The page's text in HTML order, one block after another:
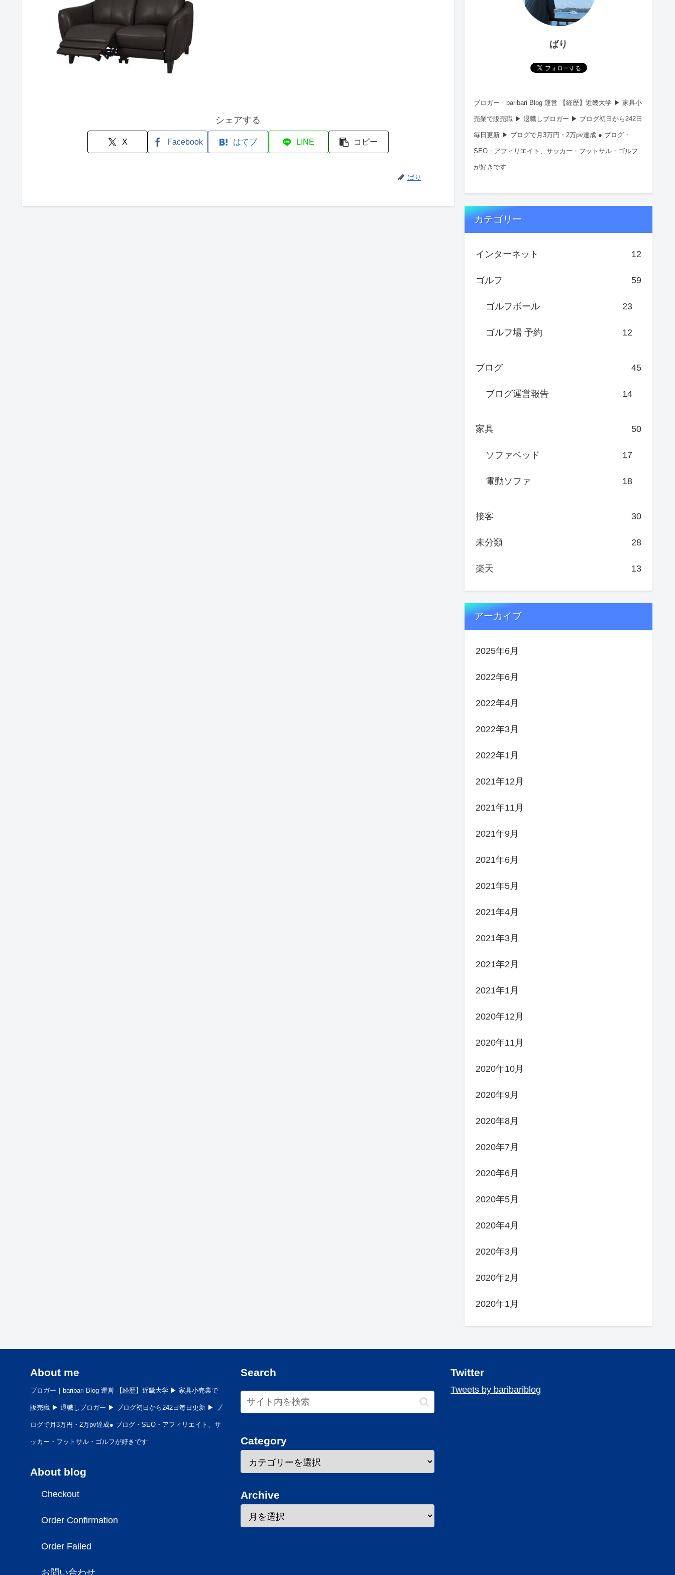
シェアする
X Facebook はてブ LINE コピー
ばり
ばり
ブロガー｜baribari Blog 運営 【経歴】近畿大学 ▶︎ 家具小
売業で販売職 ▶︎ 退職しブロガー ▶︎ ブログ初日から242日
毎日更新 ▶︎ ブログで月3万円・2万pv達成 ● ブログ・
SEO・アフィリエイト、サッカー・フットサル・ゴルフ
が好きです
カテゴリー
インターネット 12
ゴルフ 59
ゴルフボール 23
ゴルフ場 予約 12
ブログ 45
ブログ運営報告 14
家具 50
ソファベッド 17
電動ソファ 18
接客 30
未分類 28
楽天 13
アーカイブ
2025年6月
2022年6月
2022年4月
2022年3月
2022年1月
2021年12月
2021年11月
2021年9月
2021年6月
2021年5月
2021年4月
2021年3月
2021年2月
2021年1月
2020年12月
2020年11月
2020年10月
2020年9月
2020年8月
2020年7月
2020年6月
2020年5月
2020年4月
2020年3月
2020年2月
2020年1月
About me
ブロガー｜baribari Blog 運営 【経歴】近畿大学 ▶︎ 家具小売業で
販売職 ▶︎ 退職しブロガー ▶︎ ブログ初日から242日毎日更新 ▶︎ ブ
ログで月3万円・2万pv達成● ブログ・SEO・アフィリエイト、サ
ッカー・フットサル・ゴルフが好きです
About blog
Checkout
Order Confirmation
Order Failed
お問い合わせ
Search
Category
Archive
Twitter
Tweets by baribariblog